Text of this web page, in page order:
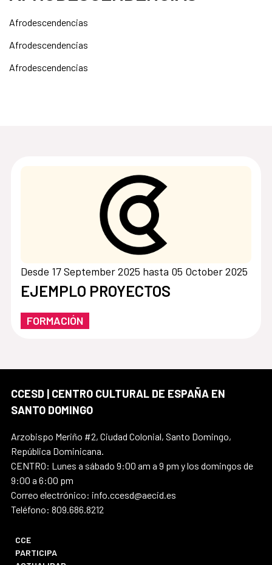
Afrodescendencias
Afrodescendencias
Afrodescendencias
Desde 17 September 2025 hasta 05 October 2025
EJEMPLO PROYECTOS
FORMACIÓN
CCESD | CENTRO CULTURAL DE ESPAÑA EN
SANTO DOMINGO
Arzobispo Meriño #2, Ciudad Colonial, Santo Domingo,
República Dominicana.
CENTRO: Lunes a sábado 9:00 am a 9 pm y los domingos de
9:00 a 6:00 pm
Correo electrónico: info.ccesd@aecid.es
Teléfono: 809.686.8212
CCE
PARTICIPA